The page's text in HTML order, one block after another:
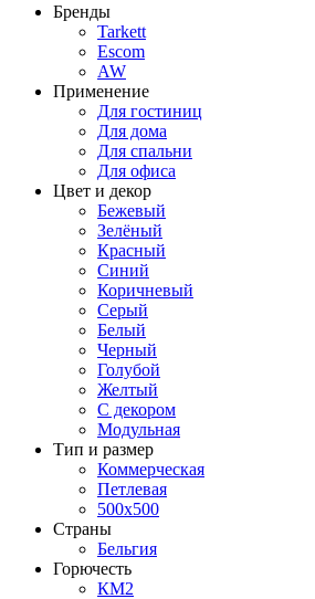
Бренды
Tarkett
Escom
AW
Применение
Для гостиниц
Для дома
Для спальни
Для офиса
Цвет и декор
Бежевый
Зелёный
Красный
Синий
Коричневый
Серый
Белый
Черный
Голубой
Желтый
С декором
Модульная
Тип и размер
Коммерческая
Петлевая
500х500
Страны
Бельгия
Горючесть
КМ2